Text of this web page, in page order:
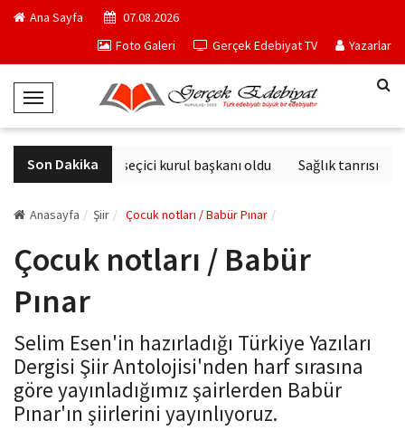
Ana Sayfa
07.08.2026
Foto Galeri
Gerçek Edebiyat TV Yazarlar
T
o
g
g
e
a
a
t
i
o
Son Dakika
Derviş Zaim seçici kurul başkanı oldu Sağlık tanrısının
Anasayfa Şiir Çocuk notları / Babür Pınar
Çocuk notları / Babür
Pınar
Selim Esen'in hazırladığı Türkiye Yazıları
Dergisi Şiir Antolojisi'nden harf sırasına
göre yayınladığımız şairlerden Babür
Pınar'ın şiirlerini yayınlıyoruz.